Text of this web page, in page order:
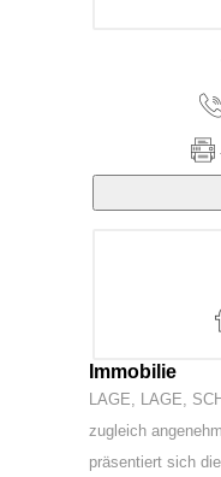
Immobilie
LAGE, LAGE,
zugleich
präsentiert sich